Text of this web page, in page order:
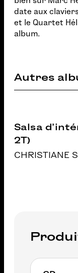
date aux
et le Quartet
album.
Autres
Salsa
2T)
CHRISTIANE